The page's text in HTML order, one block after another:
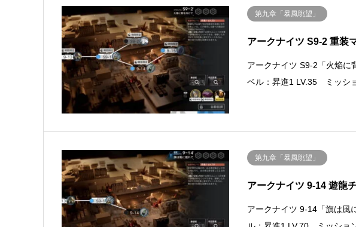
第九章「暴風眺望」
アークナイツ S9-2 重装
アークナイツ S9-2「火焔に
ベル：昇進1 LV.35 ミッシ
第九章「暴風眺望」
アークナイツ 9-14 遊龍
アークナイツ 9-14「旗は風